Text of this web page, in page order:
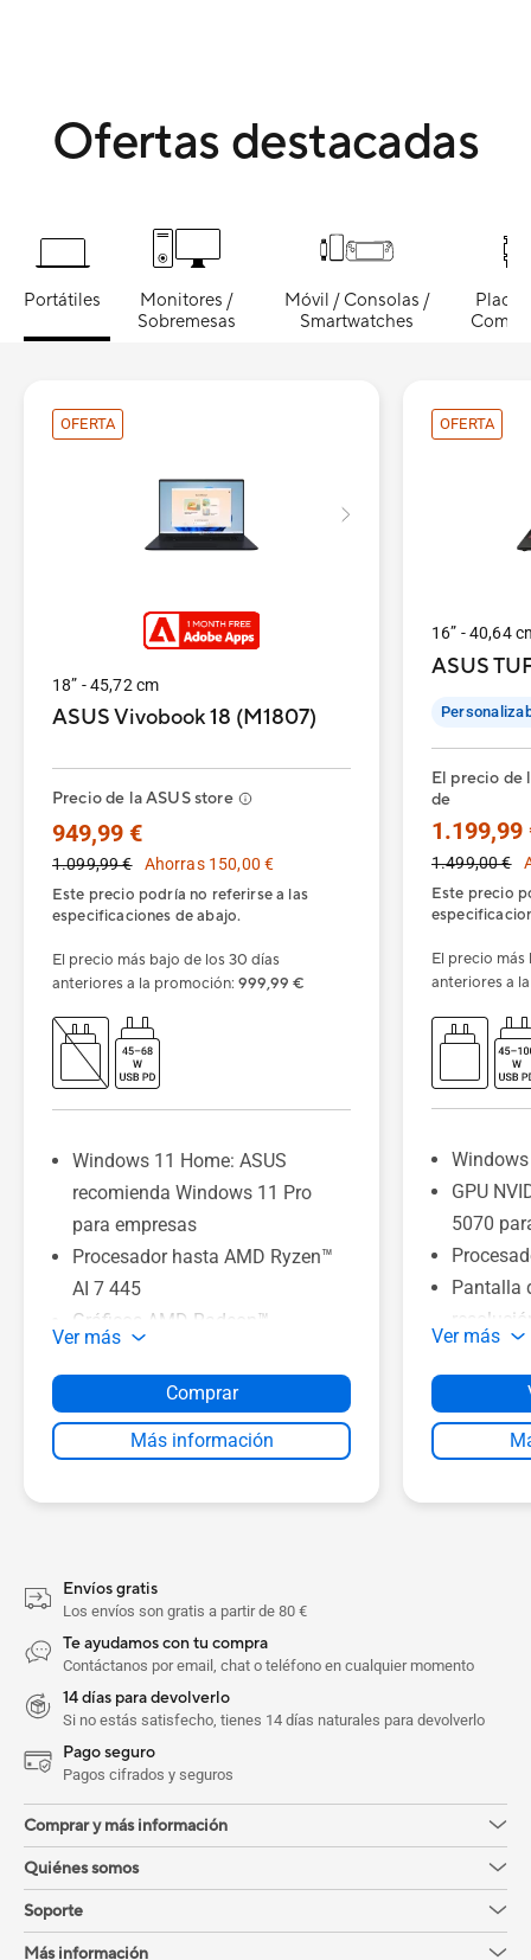
Ofertas destacadas
Portátiles
Monitores /
Sobremesas
Móvil / Consolas /
Smartwatches
OFERTA
18” - 45,72 cm
ASUS Vivobook 18 (M1807)
Precio de la ASUS store
949,99 €
1.099,99 €
Ahorras 150,00 €
Este precio podría no referirse a las
especificaciones de abajo.
El precio más bajo de los 30 días
anteriores a la promoción: 999,99 €
Windows 11 Home: ASUS
recomienda Windows 11 Pro
para empresas
Procesador hasta AMD Ryzen™
AI 7 445
Gráficos AMD Radeon™
Hasta 1 TB de SSD PCIe® 4.0 x4
Pantalla NanoEdge IPS de 18"
WUXGA (1920 x 1200) de 144 Hz
Ver más
Comprar
Más información
OFERTA
16” - 40,64
ASUS
El precio de
de
1.199,99
1.499,00 €
Este precio
El precio
anteriores a
GPU
5070
Pantalla
16:10,
Hasta
Ver más
Envíos gratis
Los envíos son gratis a partir de 80 €
Te ayudamos con tu compra
Contáctanos por email, chat o teléfono en cualquier momento
14 días para devolverlo
Si no estás satisfecho, tienes 14 días naturales para devolverlo
Pago seguro
Pagos cifrados y seguros
Comprar y más información
Quiénes somos
Soporte
Más información